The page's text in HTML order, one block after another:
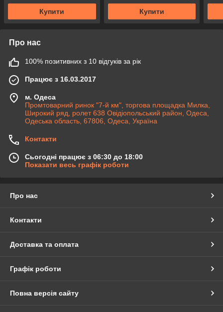
Купити Купити
Про нас
100% позитивних з 10 відгуків за рік
Працює з 16.03.2017
м. Одеса
Промтоварний ринок "7-й км", торгова площадка Милка,
Широкий ряд, ролет 638 Овідіопольський район, Одеса,
Одеська область, 67806, Одеса, Україна
Контакти
Сьогодні працює з 06:30 до 18:00
Показати весь графік роботи
Про нас
Контакти
Доставка та оплата
Графік роботи
Повна версія сайту